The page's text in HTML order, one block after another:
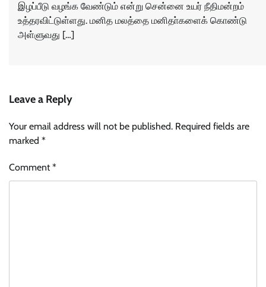
இழப்பீடு வழங்க வேண்டும் என்று சென்னை உயர் நீதிமன்றம்
உத்தரவிட்டுள்ளது. மனித மலத்தை மனிதா்களைக் கொண்டு
அள்ளுவது […]
Leave a Reply
Your email address will not be published. Required fields are
marked *
Comment*